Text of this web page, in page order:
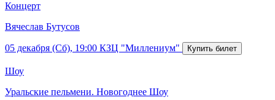
Концерт
Вячеслав Бутусов
05 декабря (Сб), 19:00 КЗЦ "Миллениум"
Шоу
Уральские пельмени. Новогоднее Шоу